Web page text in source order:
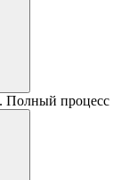
Полный процесс